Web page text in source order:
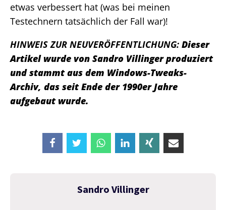
etwas verbessert hat (was bei meinen
Testechnern tatsächlich der Fall war)!
HINWEIS ZUR NEUVERÖFFENTLICHUNG: Dieser
Artikel wurde von Sandro Villinger produziert
und stammt aus dem Windows-Tweaks-
Archiv, das seit Ende der 1990er Jahre
aufgebaut wurde.
Sandro Villinger